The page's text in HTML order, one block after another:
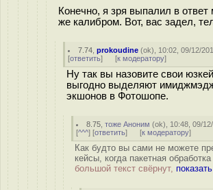
Конечно, я зря выпалил в
же калибром. Вот, вас задел,
7.74 ,prokoudine (ok), 10:02, 09/12/
[ответить] [к модератору]
Ну так вы назовите свои
выгодно выделяют
экшонов в Фотошопе.
8.75 ,тоже Аноним (ok), 10:48, 09/
[^^^] [ответить] [к модератору]
Как будто вы сами не можете
кейсы, когда пакетная
большой текст свёрнут, показать